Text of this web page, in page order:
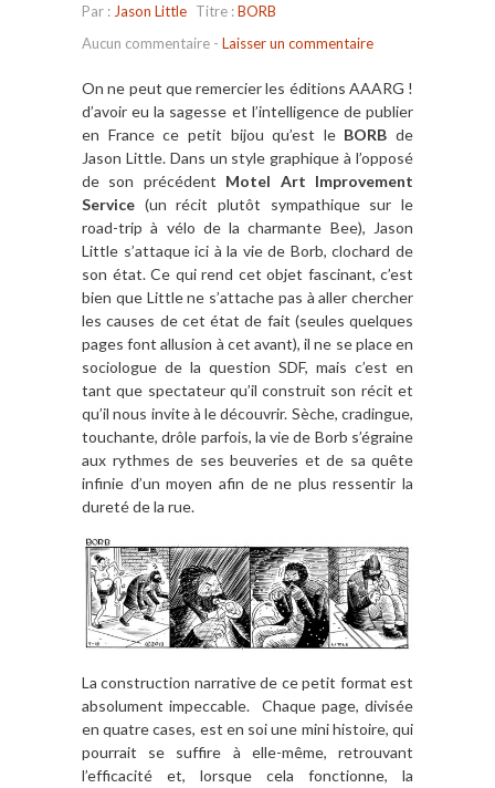
Par : Jason Little Titre :BORB
Aucun commentaire - Laisser un commentaire
On ne peut que remercier les éditions AAARG !
d’avoir eu la sagesse et l’intelligence de publier
en France ce petit bijou qu’est le BORB de
Jason Little. Dans un style graphique à l’opposé
de son précédent Motel Art Improvement
Service (un récit plutôt sympathique sur le
road-trip à vélo de la charmante Bee), Jason
Little s’attaque ici à la vie de Borb, clochard de
son état. Ce qui rend cet objet fascinant, c’est
bien que Little ne s’attache pas à aller chercher
les causes de cet état de fait (seules quelques
pages font allusion à cet avant), il ne se place en
sociologue de la question SDF, mais c’est en
tant que spectateur qu’il construit son récit et
qu’il nous invite à le découvrir. Sèche, cradingue,
touchante, drôle parfois, la vie de Borb s’égraine
aux rythmes de ses beuveries et de sa quête
infinie d’un moyen afin de ne plus ressentir la
dureté de la rue.
La construction narrative de ce petit format est
absolument impeccable. Chaque page, divisée
en quatre cases, est en soi une mini histoire, qui
pourrait se suffire à elle-même, retrouvant
l’efficacité et, lorsque cela fonctionne, la